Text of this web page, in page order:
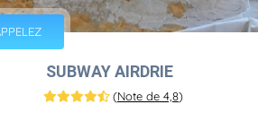
SUBWAY AIRDRIE
(Note de 4,8)